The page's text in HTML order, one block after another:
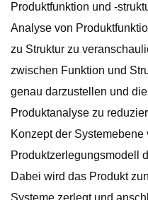
Produktfunktion und -
Analyse von
zu Struktur zu
zwischen Funktion und
genau darzustellen und
Produktanalyse zu
Konzept der Systemebene
Produktzerlegungsmodell
Dabei wird das Produkt
Systeme zerlegt und